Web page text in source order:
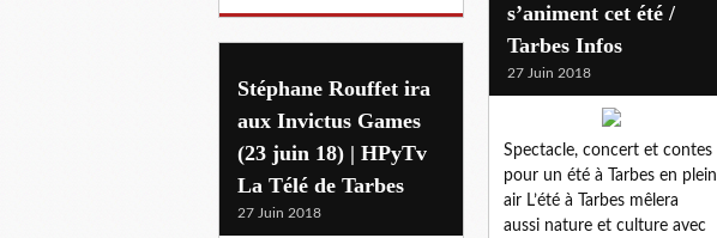
s’animent cet été /
Tarbes Infos
27 Juin 2018
Spectacle, concert et contes
pour un été à Tarbes en plein
air L’été à Tarbes mêlera
aussi nature et culture avec
Stéphane Rouffet ira
aux Invictus Games
(23 juin 18) | HPyTv
La Télé de Tarbes
27 Juin 2018